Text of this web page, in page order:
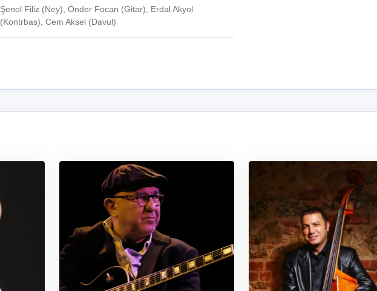
Şenol Filiz (Ney), Önder Focan (Gitar), Erdal Akyol
(Kontrbas), Cem Aksel (Davul)